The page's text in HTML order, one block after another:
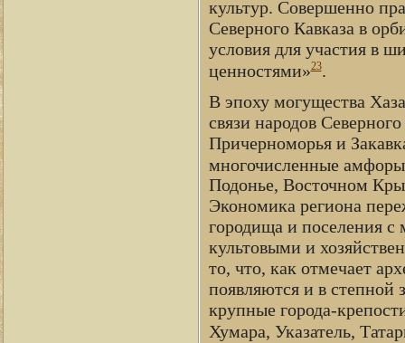
культур. Совершенно
Северного Кавказа в
условия для участия в
ценностями»23.
В эпоху могущества
связи народов
Причерноморья и
многочисленные
Подонье, Восточном
Экономика региона
городища и поселения
культовыми и
то, что, как отмечает
появляются и в степной
крупные города-
Хумара, Указатель,